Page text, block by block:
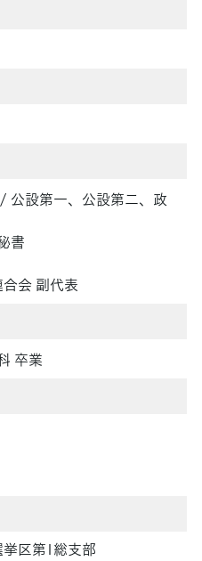
公設第一、公設第二、政
書
会 副代表
卒業
区第1総支部